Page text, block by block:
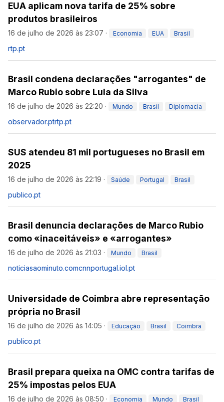
EUA aplicam nova tarifa de 25% sobre
produtos brasileiros
16 de julho de 2026 às 23:07 · Economia EUA Brasil
rtp.pt
Brasil condena declarações "arrogantes" de
Marco Rubio sobre Lula da Silva
16 de julho de 2026 às 22:20 · Mundo Brasil Diplomacia
observador.ptrtp.pt
SUS atendeu 81 mil portugueses no Brasil em
2025
16 de julho de 2026 às 22:19 · Saúde Portugal Brasil
publico.pt
Brasil denuncia declarações de Marco Rubio
como «inaceitáveis» e «arrogantes»
16 de julho de 2026 às 21:03 · Mundo Brasil
noticiasaominuto.comcnnportugal.iol.pt
Universidade de Coimbra abre representação
própria no Brasil
16 de julho de 2026 às 14:05 · Educação Brasil Coimbra
publico.pt
Brasil prepara queixa na OMC contra tarifas de
25% impostas pelos EUA
16 de julho de 2026 às 08:50 · Economia Mundo Brasil